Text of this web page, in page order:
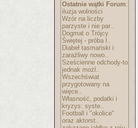
Ostatnie wątki Forum:
iluzja wolności
Wzór na liczby
parzyste i nie par..
Dogmat o Trójcy
Świętej - próba l..
Diabeł tasmański i
zaraźliwy nowo..
Sześcienne odchody-to
jednak możl..
Wszechświat
przygotowany na
więce..
Własność, podatki i
kryzys: syste..
Football i "okolice"
oraz aktorst..